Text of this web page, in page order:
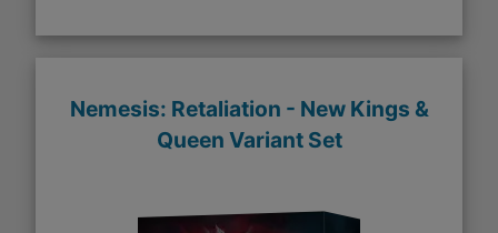
Nemesis: Retaliation - New Kings &
Queen Variant Set